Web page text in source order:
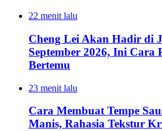
22 menit lalu
Cheng Lei Akan Hadir di
September 2026, Ini Cara
Bertemu
23 menit lalu
Cara Membuat Tempe
Manis, Rahasia Tekstur